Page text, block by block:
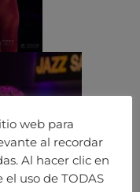
web para
al recordar
Al hacer clic en
uso de TODAS